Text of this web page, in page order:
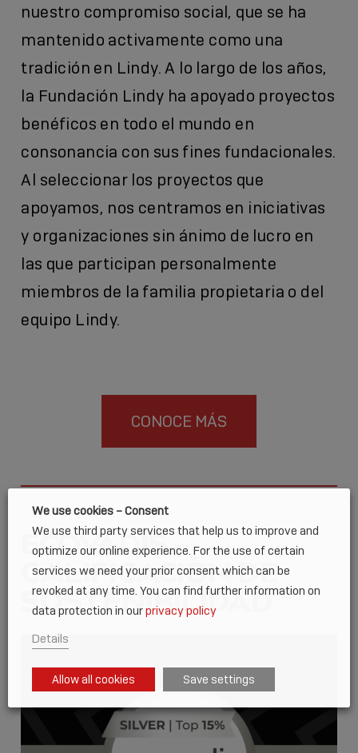
nuestro compromiso social, que se ha
mantenido activamente como una
tradición en Lindy. A lo largo de los años,
la Fundación Lindy ha apoyado proyectos
benéficos en todo el mundo en
consonancia con sus fines fundacionales.
Al seleccionar los proyectos que
apoyamos, nos centramos en iniciativas
y organizaciones sin ánimo de lucro en
las que participan personalmente
miembros de la familia propietaria o del
equipo Lindy.
CONOCE MÁS
ECOVADIS –
CALIFICACIÓN DE
SOSTENIBILIDAD
We use cookies – Consent
We use third party services that help us to improve and
optimize our online experience. For the use of certain
services we need your prior consent which can be
revoked at any time. You can find further information on
data protection in ourprivacy policy
Details
Allow all cookies Save settings